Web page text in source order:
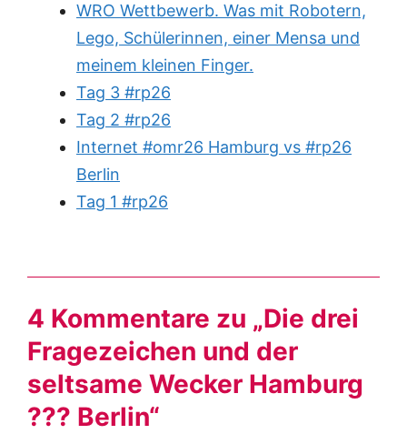
WRO Wettbewerb. Was mit Robotern,
Lego, Schülerinnen, einer Mensa und
meinem kleinen Finger.
Tag 3 #rp26
Tag 2 #rp26
Internet #omr26 Hamburg vs #rp26
Berlin
Tag 1 #rp26
4 Kommentare zu „Die drei
Fragezeichen und der
seltsame Wecker Hamburg
??? Berlin“